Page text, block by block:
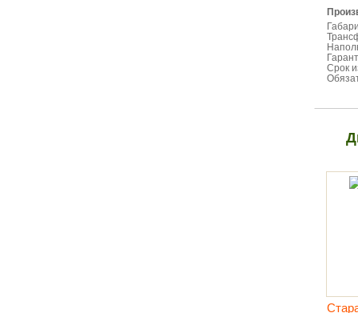
Срок